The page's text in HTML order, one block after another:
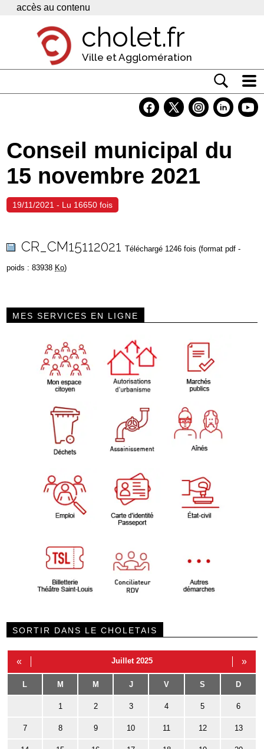
Panneau de gestion des cookies
accès au contenu
cholet.fr
Ville et Agglomération
Economie
Services
Contacts
Conseil municipal du
15 novembre 2021
19/11/2021 - Lu 16650 fois
CR_CM15112021 Téléchargé 1246 fois (format pdf -
poids : 83938 Ko)
MES SERVICES EN LIGNE
SORTIR DANS LE CHOLETAIS
« Juillet 2025 »
L M M J V S D
1 2 3 4 5 6
7 8 9 10 11 12 13